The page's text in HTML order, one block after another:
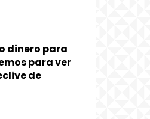
dinero para
para ver
de